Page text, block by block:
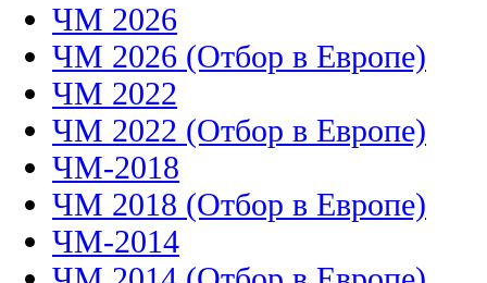
ЧМ 2026
ЧМ 2026 (Отбор в Европе)
ЧМ 2022
ЧМ 2022 (Отбор в Европе)
ЧМ-2018
ЧМ 2018 (Отбор в Европе)
ЧМ-2014